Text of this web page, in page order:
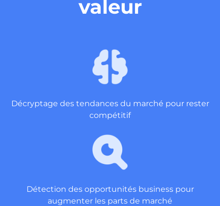
valeur
Décryptage des tendances du marché pour rester
compétitif
Détection des opportunités business pour
augmenter les parts de marché